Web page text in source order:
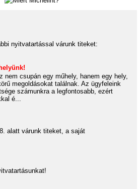
nyitvatartással várunk titeket:
nem csupán egy műhely, hanem egy hely,
megoldásokat találnak. Az ügyfeleink
számunkra a legfontosabb, ezért
é...
alatt várunk titeket, a saját